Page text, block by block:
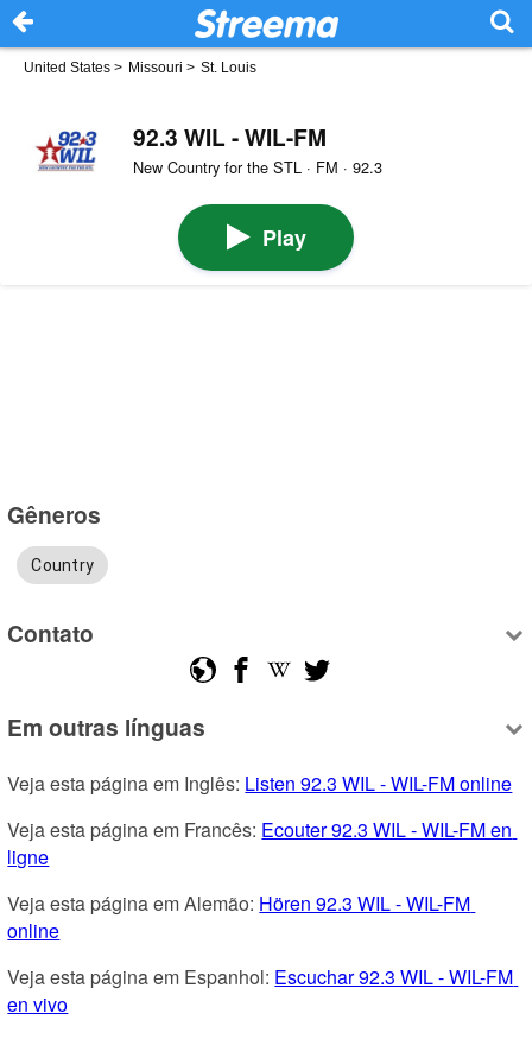
United States > Missouri > St. Louis
92.3 WIL - WIL-FM
New Country for the STL · FM · 92.3
Play
Gêneros
Country
Contato
Em outras línguas
Veja esta página em Inglês: Listen 92.3 WIL - WIL-FM online
Veja esta página em Francês: Ecouter 92.3 WIL - WIL-FM en
ligne
Veja esta página em Alemão: Hören 92.3 WIL - WIL-FM
online
Veja esta página em Espanhol: Escuchar 92.3 WIL - WIL-FM
en vivo